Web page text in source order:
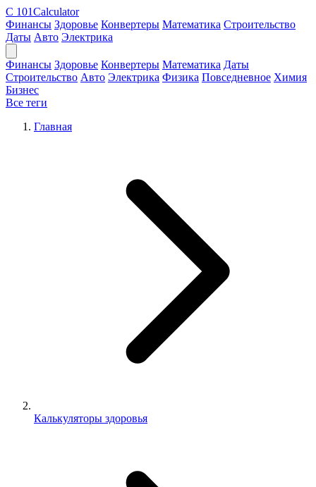
C 101Calculator
Финансы Здоровье Конвертеры Математика Строительство
Даты Авто Электрика
Финансы Здоровье Конвертеры Математика Даты
Строительство Авто Электрика Физика Повседневное Химия
Бизнес
Все теги
Главная
Калькуляторы здоровья